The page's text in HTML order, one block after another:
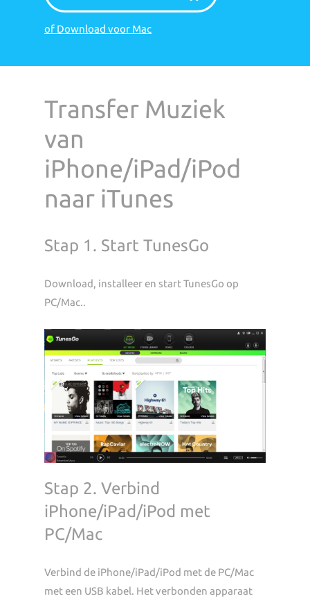
of Download voor Mac
Transfer Muziek
van
iPhone/iPad/iPod
naar iTunes
Stap 1. Start TunesGo
Download, installeer en start TunesGo op
PC/Mac..
Stap 2. Verbind
iPhone/iPad/iPod met
PC/Mac
Verbind de iPhone/iPad/iPod met de PC/Mac
met een USB kabel. Het verbonden apparaat